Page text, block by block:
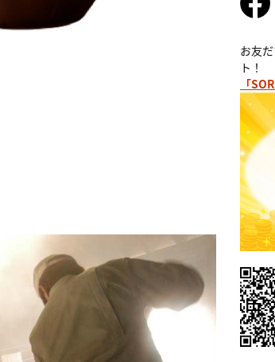
本格麦
お友
ト！
「